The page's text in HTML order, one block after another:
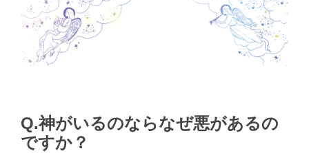
Q.神がいるのならなぜ悪があるの
ですか？